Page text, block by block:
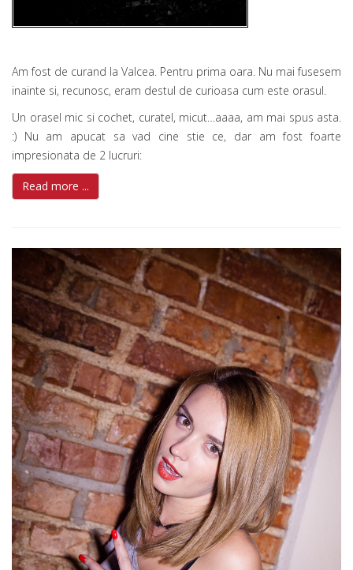
Am fost de curand la Valcea. Pentru prima oara. Nu mai fusesem
inainte si, recunosc, eram destul de curioasa cum este orasul.
Un orasel mic si cochet, curatel, micut…aaaa, am mai spus asta.
:) Nu am apucat sa vad cine stie ce, dar am fost foarte
impresionata de 2 lucruri:
Read more ...